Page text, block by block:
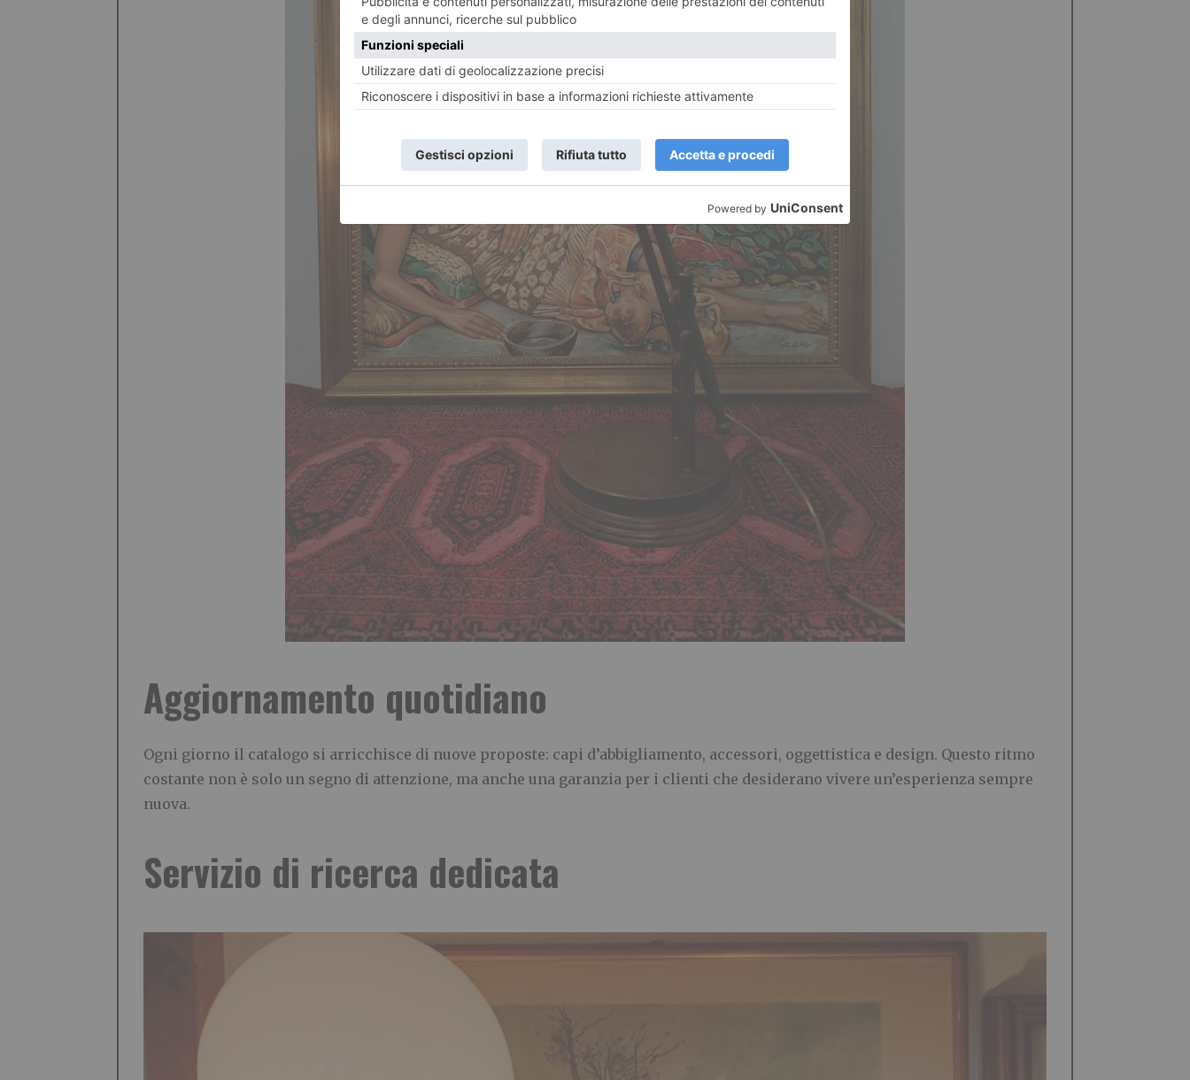
Aggiornamento quotidiano
Ogni giorno il catalogo si arricchisce di nuove proposte: capi d’abbigliamento, accessori, oggettistica e design. Questo ritmo
costante non è solo un segno di attenzione, ma anche una garanzia per i clienti che desiderano vivere un’esperienza sempre
nuova.
Servizio di ricerca dedicata